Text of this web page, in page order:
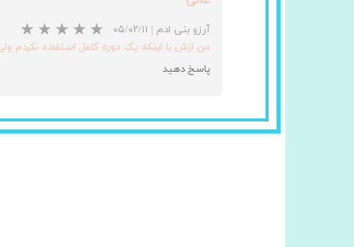
آرزو بنی ادم | ۰۵/۰۲/۱۱
من ازش با اینکه یک دوره کامل استفاده نکردم
پاسخ دهید